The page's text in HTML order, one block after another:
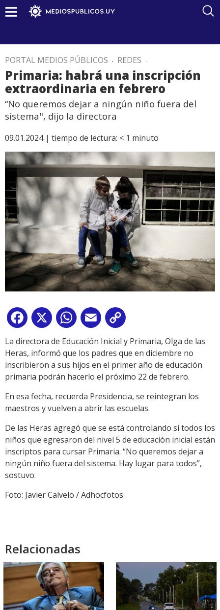
PORTAL MEDIOS PÚBLICOS . REDES .
Primaria: habrá una inscripción
extraordinaria en febrero
“No queremos dejar a ningún niño fuera del
sistema", dijo la directora
09.01.2024 | tiempo de lectura: < 1 minuto
Facebook
X WhatsApp
Email
Link
La directora de Educación Inicial y Primaria, Olga de las
Heras, informó que los padres que en diciembre no
inscribieron a sus hijos en el primer año de educación
primaria podrán hacerlo el próximo 22 de febrero.
En esa fecha, recuerda Presidencia, se reintegran los
maestros y vuelven a abrir las escuelas.
De las Heras agregó que se está controlando si todos los
niños que egresaron del nivel 5 de educación inicial están
inscriptos para cursar Primaria. “No queremos dejar a
ningún niño fuera del sistema. Hay lugar para todos”,
sostuvo.
Foto: Javier Calvelo / Adhocfotos
Relacionadas